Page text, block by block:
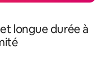
longue durée à